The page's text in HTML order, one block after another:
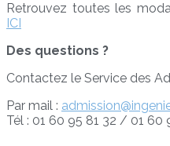
Retrouvez toutes les
ICI
Des questions ?
Contactez le Service des
Par mail :
Tél : 01 60 95 81 32 / 01 60